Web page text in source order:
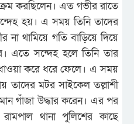
করছিলেন। এত গভীর রাতে
হয়। এ সময় তিনি তাদের
না থামিয়ে গতি বাড়িয়ে দিয়ে
এতে সন্দেহ হলে তিনি তার
করে ধরে ফেলে। এ সময়
তাদের মটর সাইকেল তল্লাশী
গাঁজা উদ্ধার করেন। এর পর
থানা পুলিশের কাছে